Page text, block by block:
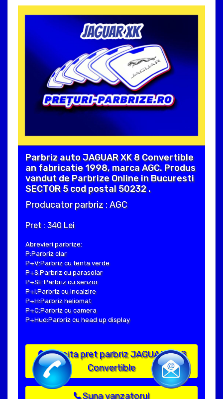
Parbriz auto JAGUAR XK 8 Convertible
an fabricatie 1998, marca AGC. Produs
vandut de Parbrize Online in Bucuresti
SECTOR 5 cod postal 50232 .
Producator parbriz : AGC
Pret : 340 Lei
Abrevieri parbrize:
P:Parbriz clar
P+V:Parbriz cu tenta verde
P+S:Parbriz cu parasolar
P+SE:Parbriz cu senzor
P+I:Parbriz cu incalzire
P+H:Parbriz heliomat
P+C:Parbriz cu camera
P+Hud:Parbriz cu head up display
Solicita pret parbriz JAGUAR XK 8
Convertible
Suna vanzatorul